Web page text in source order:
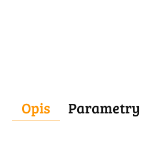
Opis Parametry